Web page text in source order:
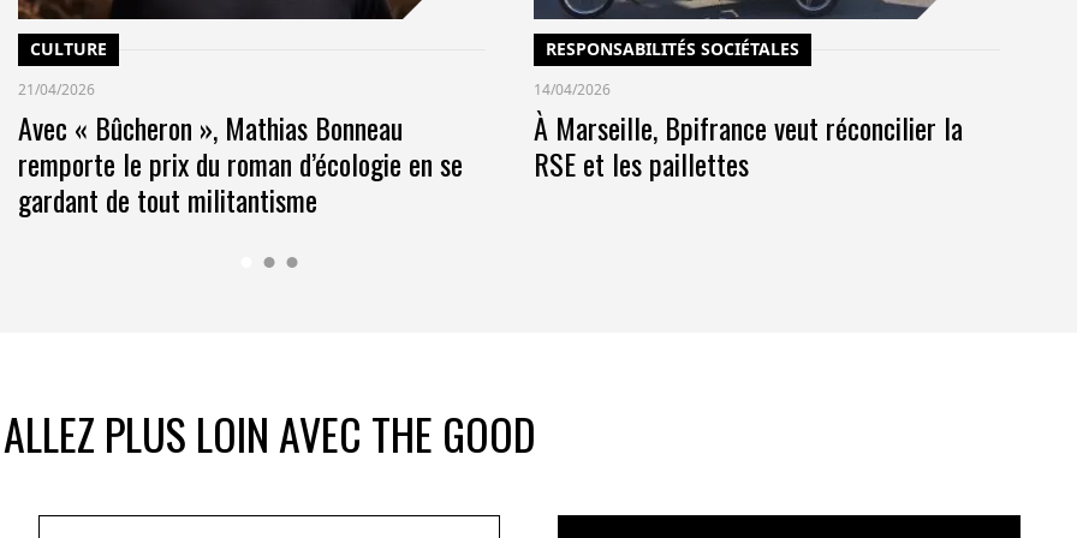
(ODD) sont de plus en plus reconnus comme
de Développement Durable (ODD).
en matière environnementale et sociétale,
CULTURE
21/04/2026
Avec « Bûcheron », Mathias Bonneau
remporte le prix du roman d’écologie en se
gardant de tout militantisme
RESPONSABILITÉS SOCIÉTALES
14/04/2026
À Marseille, Bpifrance veut réconcilier la
RSE et les paillettes
ALLEZ PLUS LOIN AVEC THE GOOD